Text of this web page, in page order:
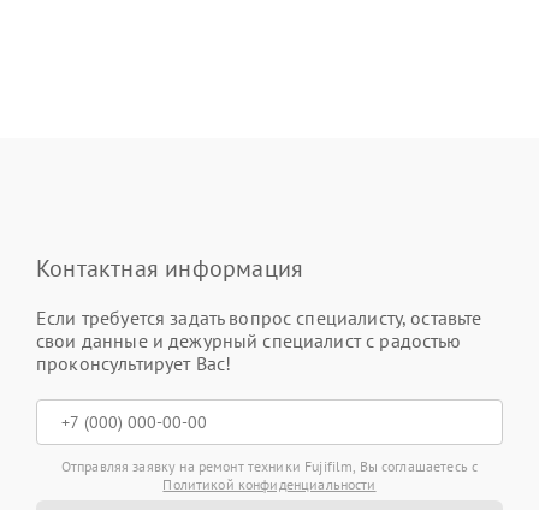
Контактная информация
Если требуется задать вопрос специалисту, оставьте
свои данные и дежурный специалист с радостью
проконсультирует Вас!
Отправляя заявку на ремонт техники Fujifilm, Вы соглашаетесь с
Политикой конфиденциальности